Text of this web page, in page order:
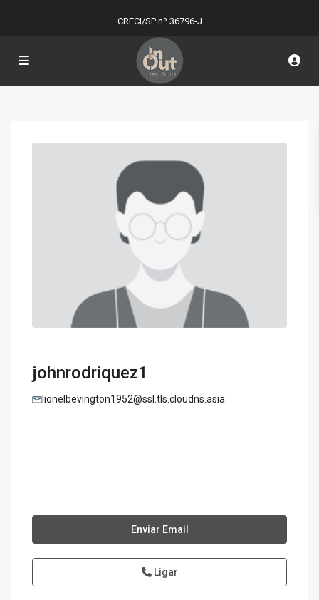
CRECI/SP nº 36796-J
johnrodriquez1
lionelbevington1952@ssl.tls.cloudns.asia
Enviar Email
Ligar